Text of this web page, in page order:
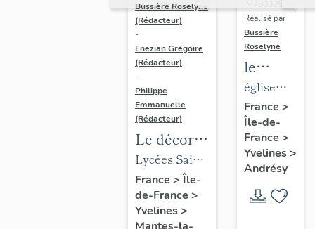
Bussière Roselyne
(Rédacteur)
-
Enezian Grégoire
(Rédacteur)
-
Philippe
Emmanuelle
(Rédacteur)
Le décor
des lycées
de Mantes
Lycées Saint-
Exupéry et
Jean Rostand
France > Île-
de-France >
Yvelines>
Réalisé par
Bussière
Roselyne
le
mobilier
de
l'église
Saint-
Germain-
de-
Paris
église
paroissiale
Saint-
Germain
France >
Île-de-
France >
Yvelines>
Andrésy